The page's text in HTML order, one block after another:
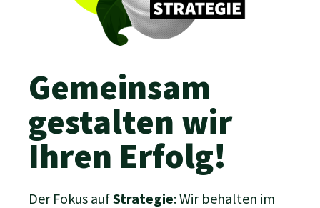
Gemeinsam
gestalten wir
Ihren Erfolg!
Der Fokus aufStrategie: Wir behalten im